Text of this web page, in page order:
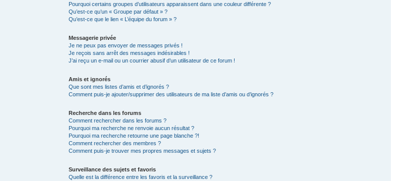
Pourquoi certains groupes d’utilisateurs apparaissent dans une couleur différente ?
Qu’est-ce qu’un « Groupe par défaut » ?
Qu’est-ce que le lien « L’équipe du forum » ?
Messagerie privée
Je ne peux pas envoyer de messages privés !
Je reçois sans arrêt des messages indésirables !
J’ai reçu un e-mail ou un courrier abusif d’un utilisateur de ce forum !
Amis et ignorés
Que sont mes listes d’amis et d’ignorés ?
Comment puis-je ajouter/supprimer des utilisateurs de ma liste d’amis ou d’ignorés ?
Recherche dans les forums
Comment rechercher dans les forums ?
Pourquoi ma recherche ne renvoie aucun résultat ?
Pourquoi ma recherche retourne une page blanche ?!
Comment rechercher des membres ?
Comment puis-je trouver mes propres messages et sujets ?
Surveillance des sujets et favoris
Quelle est la différence entre les favoris et la surveillance ?